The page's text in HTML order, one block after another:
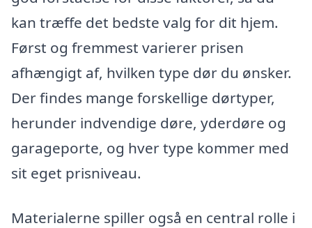
kan træffe det bedste valg for dit hjem.
Først og fremmest varierer prisen
afhængigt af, hvilken type dør du ønsker.
Der findes mange forskellige dørtyper,
herunder indvendige døre, yderdøre og
garageporte, og hver type kommer med
sit eget prisniveau.
Materialerne spiller også en central rolle i